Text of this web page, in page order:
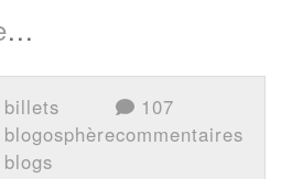
...
billets
blogosphère
blogs
107
commentaires